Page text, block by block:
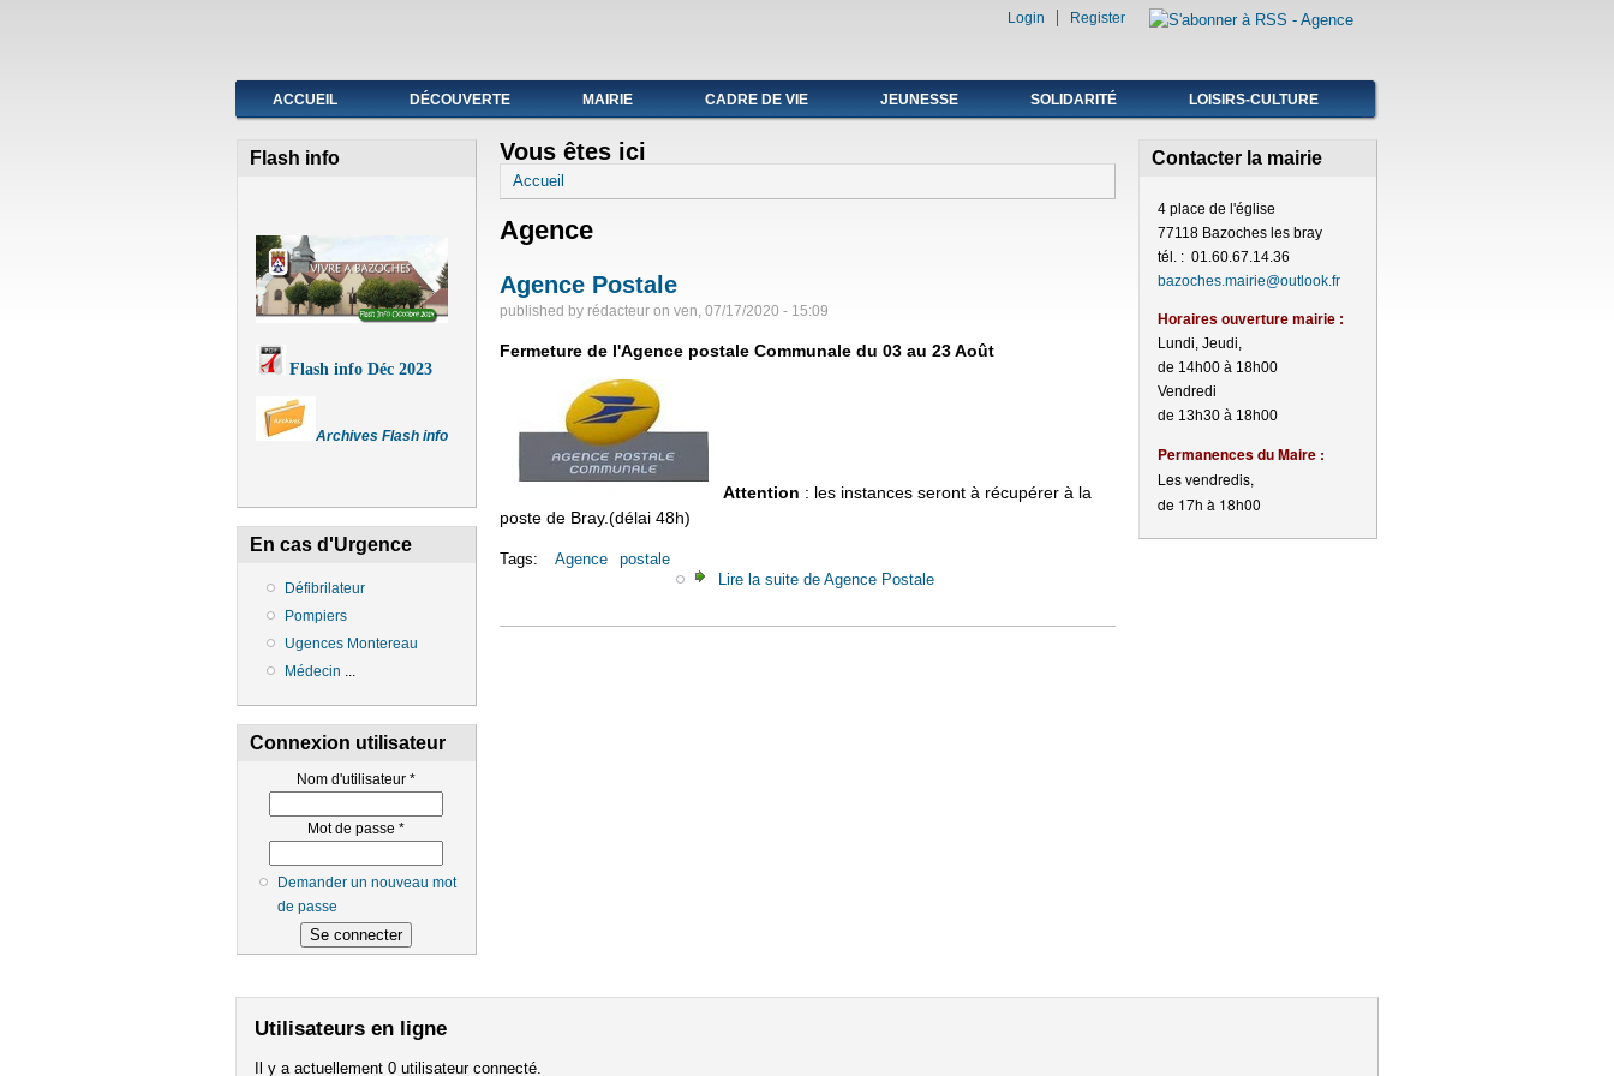
Login Register
Fermeture de l'agence postale du 19 au avril 2021
ACCUEIL DÉCOUVERTE MAIRIE CADRE DE VIE JEUNESSE SOLIDARITÉ LOISIRS-CULTURE
Flash info
Flash info Déc 2023
Archives Flash info
En cas d'Urgence
Défibrilateur
Pompiers
Ugences Montereau
Médecin ...
Connexion utilisateur
Nom d'utilisateur*
Mot de passe*
Demander un nouveau mot
de passe
Vous êtes ici
Accueil
Agence
Agence Postale
published by rédacteuron ven, 07/17/2020 - 15:09
Fermeture de l'Agence postale Communale du 03 au 23 Août
Attention : les instances seront à récupérer à la
poste de Bray.(délai 48h)
Tags: Agence
postale
Lire la suitede Agence Postale
Contacter la mairie
4 place de l'église
77118 Bazoches les bray
tél. : 01.60.67.14.36
bazoches.mairie@outlook.fr
Horaires ouverture mairie :
Lundi, Jeudi,
de 14h00 à 18h00
Vendredi
de 13h30 à 18h00
Permanences du Maire :
Les vendredis,
de 17h à 18h00
Utilisateurs en ligne
Il y a actuellement 0 utilisateur connecté.